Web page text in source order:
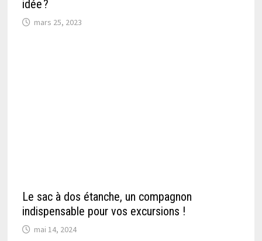
idée ?
mars 25, 2023
Le sac à dos étanche, un compagnon
indispensable pour vos excursions !
mai 14, 2024